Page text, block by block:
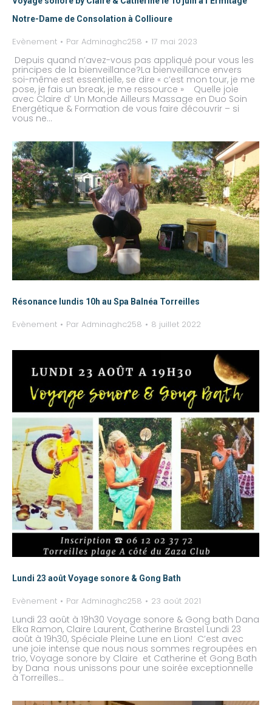
Notre-Dame de Consolation à Collioure
Evènement Par Adminaghc258 17 mai 2023
Depuis quand n’avez-vous pas appliqué pour vous les
principes de la bienveillance?La bienveillance envers
soi-même est essentielle, se dire « c’est mon tour, je me
pose, je fais un break, je me ressource » Quelle joie
avec Claire d’ Un Monde Ailleurs Massage en Duo Soin
Energétique & Formation de vous faire découvrir – si
vous ne…
Résonance lundis 10h au Spa Balnéa Torreilles
Evènement Par Adminaghc258 8 juillet 2022
Lundi 23 août Voyage sonore & Gong Bath
Evènement Par Adminaghc258 23 août 2021
Lundi 23 août à 19h30 Voyage sonore & Gong bath Dana
Elka Ramon, Claire Laurent, Catherine Brastel Lundi 23
août à 19h30, Spéciale Pleine Lune en Lion! C’est avec
une joie intense que nous nous sommes regroupées en
trio, Voyage sonore by Claire et Catherine et Gong Bath
by Dana nous unissons pour une soirée exceptionnelle
à Torreilles…